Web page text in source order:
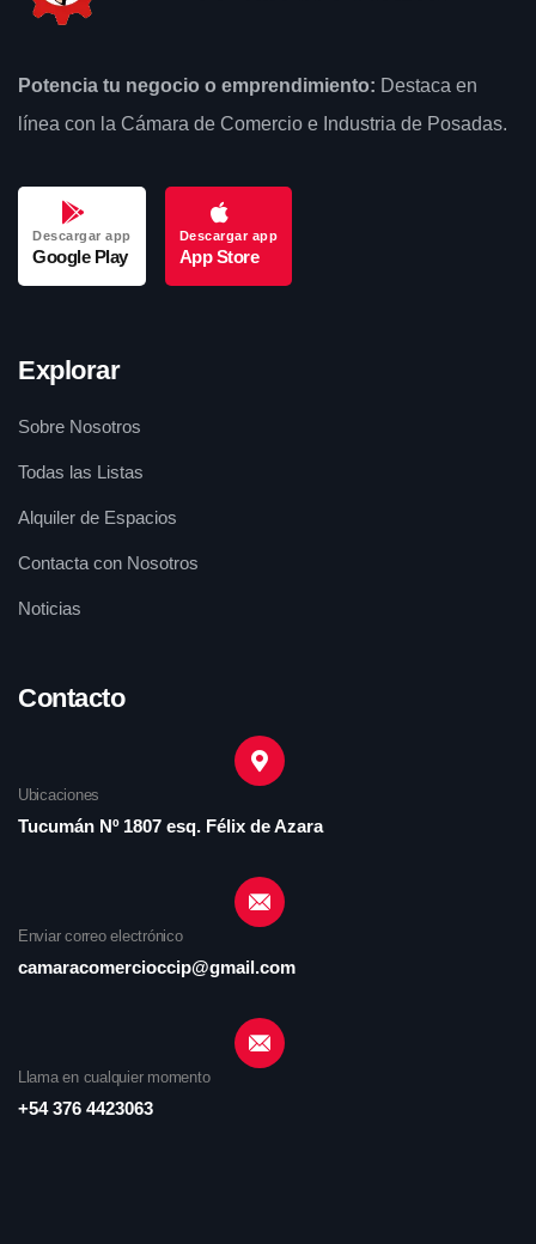
Potencia tu negocio o emprendimiento: Destaca en
línea con la Cámara de Comercio e Industria de Posadas.
Descargar app
Google Play
Descargar app
App Store
Explorar
Sobre Nosotros
Todas las Listas
Alquiler de Espacios
Contacta con Nosotros
Noticias
Contacto
Ubicaciones
Tucumán Nº 1807 esq. Félix de Azara
Enviar correo electrónico
camaracomercioccip@gmail.com
Llama en cualquier momento
+54 376 4423063